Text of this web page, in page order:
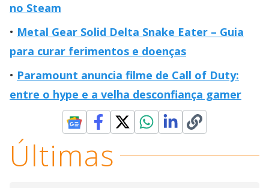
no Steam
Metal Gear Solid Delta Snake Eater – Guia
para curar ferimentos e doenças
Paramount anuncia filme de Call of Duty:
entre o hype e a velha desconfiança gamer
Últimas